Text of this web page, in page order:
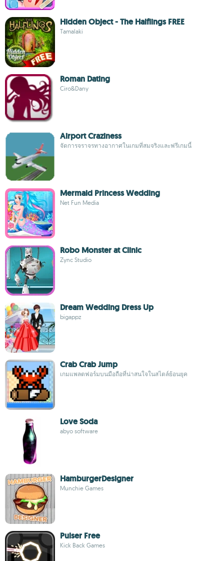
Hidden Object - The Halflings FREE
Tamalaki
Roman Dating
Ciro&Dany
Airport Craziness
จัดการจราจรทางอากาศในเกมที่สมจริงและฟรีเกมนี้
Mermaid Princess Wedding
Net Fun Media
Robo Monster at Clinic
Zync Studio
Dream Wedding Dress Up
bigappz
Crab Crab Jump
เกมแพลตฟอร์มบนมือถือที่น่าสนใจในสไตล์ย้อนยุค
Love Soda
abyo software
HamburgerDesigner
Munchie Games
Pulser Free
Kick Back Games